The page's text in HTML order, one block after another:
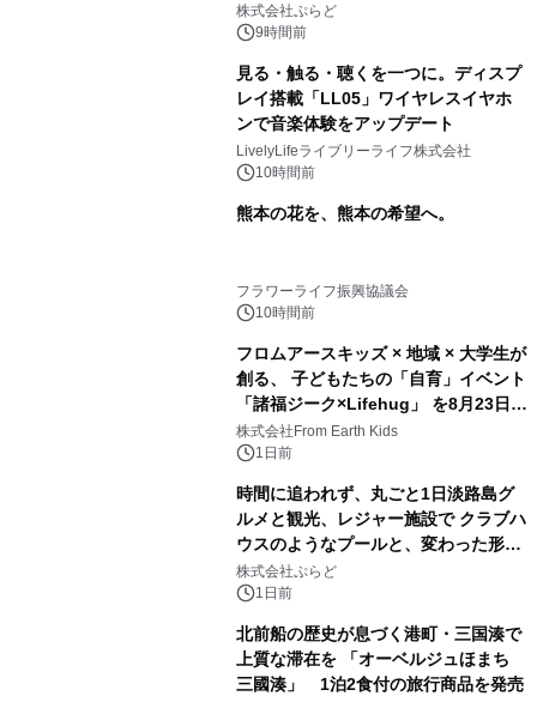
プール グランピングとトレーラーハウ
スの2施設で
株式会社ぷらど
9時間前
見る・触る・聴くを一つに。ディスプ
レイ搭載「LL05」ワイヤレスイヤホ
ンで音楽体験をアップデート
LivelyLifeライブリーライフ株式会社
10時間前
熊本の花を、熊本の希望へ。
フラワーライフ振興協議会
10時間前
フロムアースキッズ × 地域 × 大学生が
創る、 子どもたちの「自育」イベント
「諸福ジーク×Lifehug」 を8月23日
(日)開催
株式会社From Earth Kids
1日前
時間に追われず、丸ごと1日淡路島グ
ルメと観光、レジャー施設で クラブハ
ウスのようなプールと、変わった形の
サウナも 「THE BOXY AWAJI」のお
得な素泊まり連泊プランで
株式会社ぷらど
1日前
北前船の歴史が息づく港町・三国湊で
上質な滞在を 「オーベルジュほまち
三國湊」 1泊2食付の旅行商品を発売